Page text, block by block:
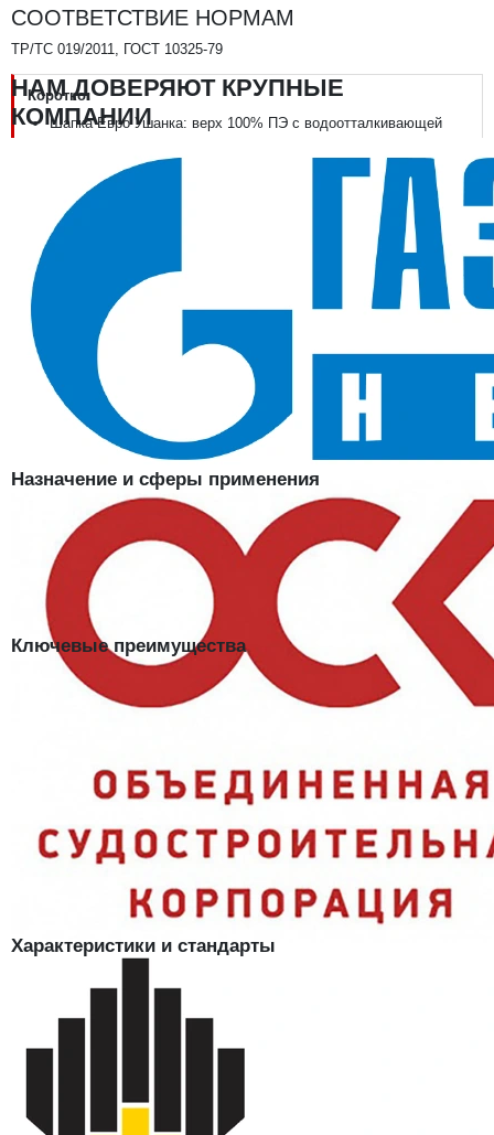
СООТВЕТСТВИЕ НОРМАМ
ТР/ТС 019/2011, ГОСТ 10325-79
Коротко:
Шапка Евро Ушанка: верх 100% ПЭ с водоотталкивающей
Зимняя, III климатический пояс; ТР/ТС 019/2011, ГОСТ 10325-
Опускающиеся уши и трикотажная подкладка — для работы
В наличии в SIZMAG (Москва), отгрузка в день заказа
Шапка Евро Ушанка, т.синий
тяжёлых уличных условий. Верх из 100% полиэфира с
водоотталкивающей пропиткой не промокает под мокрым снегом,
двойной утеплитель из синтепона и ватина держит тепло в III
климатическом поясе, а уши-клапаны закрывают самые уязвимые к
обморожению зоны.
Назначение и сферы применения
Зимняя стройка, дорожные и коммунальные службы, охрана
территорий, работа на открытых складах и в неотапливаемых
ангарах, вахтовый персонал северных регионов, охота и рыбалка.
Ушанка — выбор для тех, кто проводит на морозе не минуты, а
целые смены.
Ключевые преимущества
Двойной утеплитель:
синтепон плюс ватин — запас тепла для
длительной работы на морозе;
Защита ушей и затылка:классические клапаны-уши опускаются
при ветре и сильном морозе;
Комфортная подкладка:трикотажное полотно приятно к коже и
отводит влагу;
подходит для выдачи по нормам.
Характеристики и стандарты
Состав верха
Подкладка трикотажное полотно
НАМ ДОВЕРЯЮТ КРУПНЫЕ
КОМПАНИИ